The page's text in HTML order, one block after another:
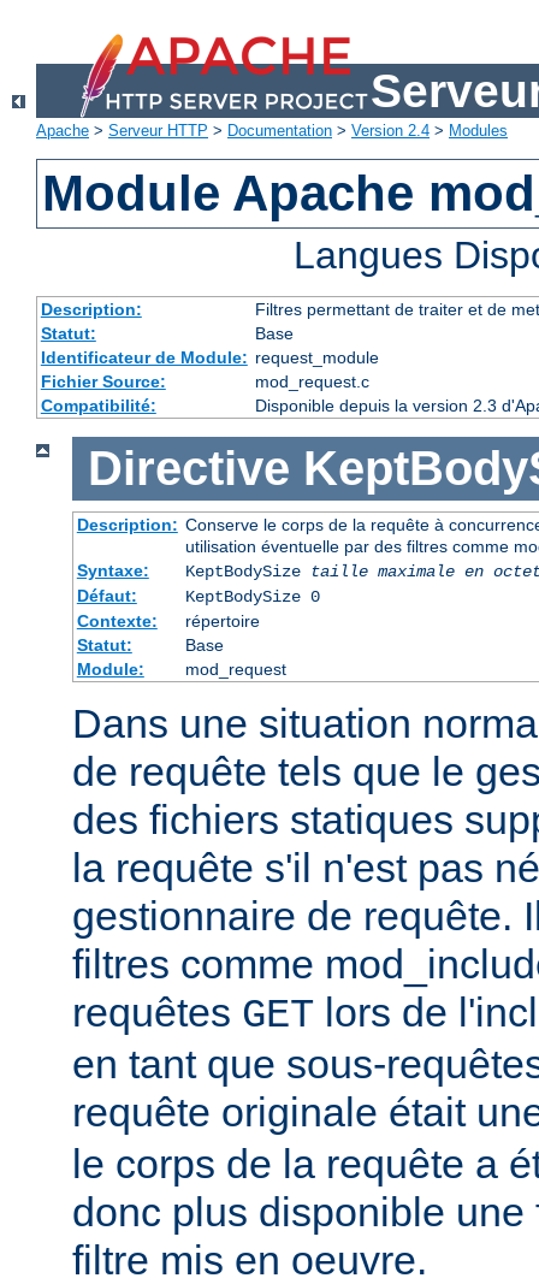
Apache > Serveur HTTP > Documentation > Version 2.4 > Modules
Module Apache
Langues
Description:
Filtres permettant de traiter et de
Statut:
Base
Identificateur de Module: request_module
Fichier Source:
mod_request.c
Compatibilité:
Disponible depuis la version 2.3
Directive
Description: Conserve le corps de la requête à
utilisation éventuelle par des filtres comme
Syntaxe:
KeptBodySize
taille maximale en
Défaut:
KeptBodySize 0
Contexte:
répertoire
Statut:
Base
Module:
mod_request
Dans une situation
de requête tels que le
des fichiers statiques
la requête s'il n'est pas
gestionnaire de requête.
filtres comme
requêtes GET lors de
en tant que sous-
requête originale était
le corps de la requête a
donc plus disponible
filtre mis en oeuvre.